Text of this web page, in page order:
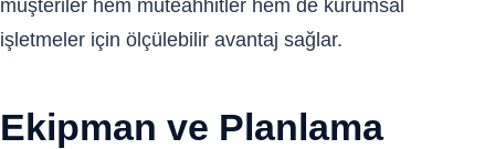
müşteriler hem müteahhitler hem de kurumsal
işletmeler için ölçülebilir avantaj sağlar.
Ekipman ve Planlama